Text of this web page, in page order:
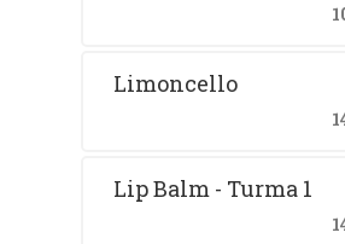
Limoncello
Lip Balm - Turma 1